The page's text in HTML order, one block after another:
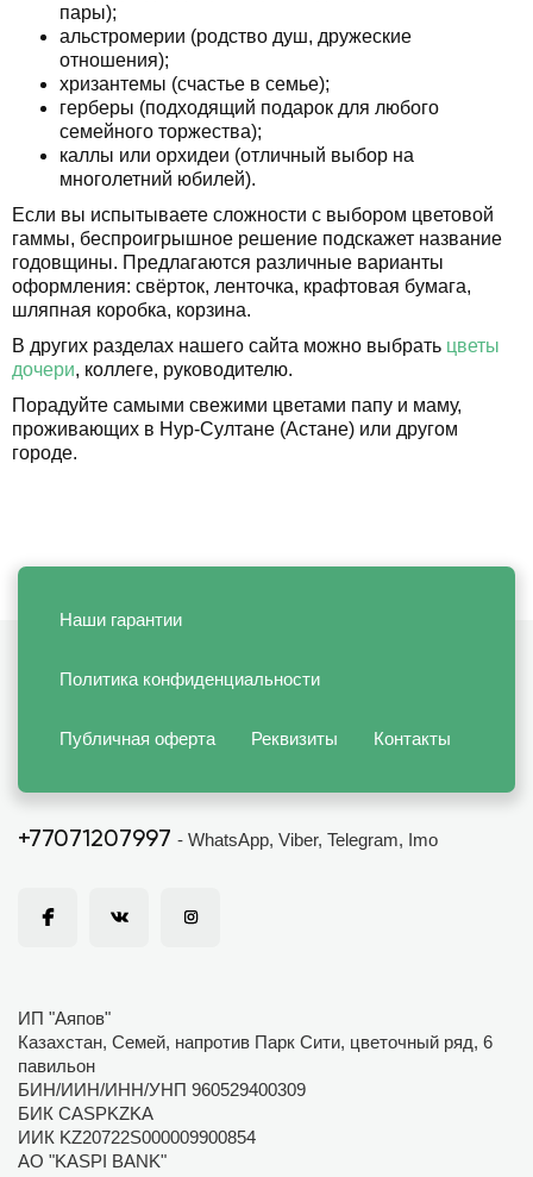
пары);
альстромерии (родство душ, дружеские
отношения);
хризантемы (счастье в семье);
герберы (подходящий подарок для любого
семейного торжества);
каллы или орхидеи (отличный выбор на
многолетний юбилей).
Если вы испытываете сложности с выбором цветовой
гаммы, беспроигрышное решение подскажет название
годовщины. Предлагаются различные варианты
оформления: свёрток, ленточка, крафтовая бумага,
шляпная коробка, корзина.
В других разделах нашего сайта можно выбрать цветы
дочери, коллеге, руководителю.
Порадуйте самыми свежими цветами папу и маму,
проживающих в Нур-Султане (Астане) или другом
городе.
Наши гарантии
Политика конфиденциальности
Публичная оферта Реквизиты Контакты
+77071207997 - WhatsApp, Viber, Telegram, Imo
ИП "Аяпов"
Казахстан, Семей, напротив Парк Сити, цветочный ряд, 6
павильон
БИН/ИИН/ИНН/УНП 960529400309
БИК CASPKZKA
ИИК KZ20722S000009900854
АО "KASPI BANK"